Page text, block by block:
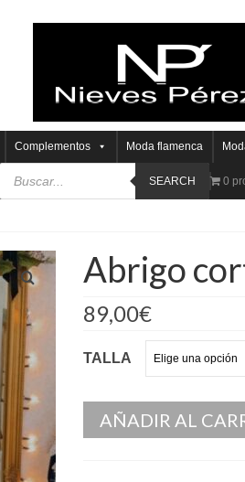
Complementos Moda flamenca
SEARCH 0
Abrigo
89,00€
TALLA
AÑADIR AL